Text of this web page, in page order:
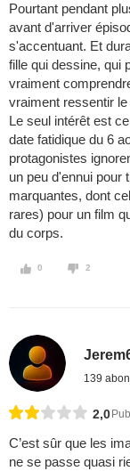
Pourtant pendant
avant d'arriver
s'accentuant. Et
fille qui dessine, qui
vraiment
vraiment ressentir
Le seul intérêt est
date fatidique du 6
protagonistes
un peu d'ennui pour
marquantes, dont
rares) pour un film
du corps.
0 2
139
2,0
C’est sûr que les
ne se passe quasi